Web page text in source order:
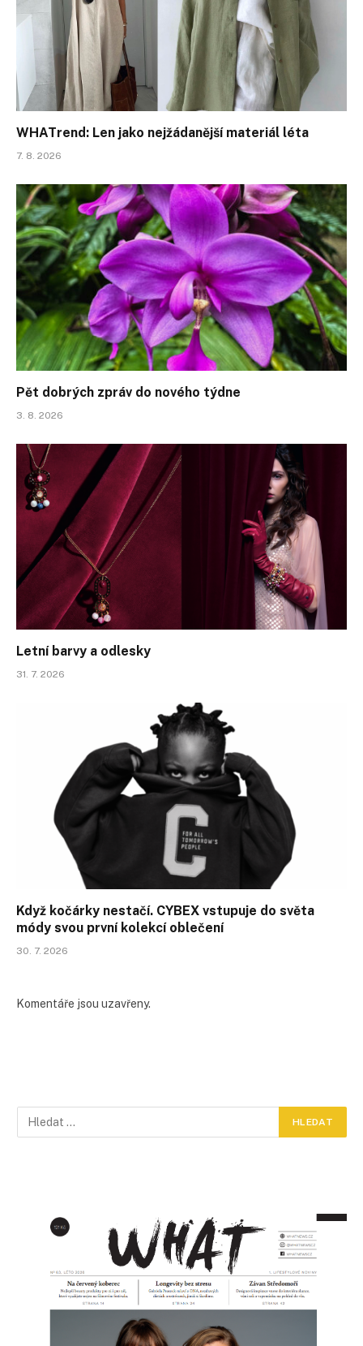
WHATrend: Len jako nejžádanější materiál léta
7. 8. 2026
Pět dobrých zpráv do nového týdne
3. 8. 2026
Letní barvy a odlesky
31. 7. 2026
Když kočárky nestačí. CYBEX vstupuje do světa
módy svou první kolekcí oblečení
30. 7. 2026
Komentáře jsou uzavřeny.